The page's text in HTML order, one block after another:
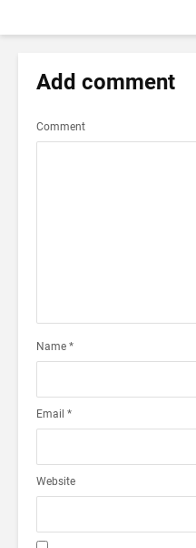
Add comment
Comment
Name *
Email *
Website